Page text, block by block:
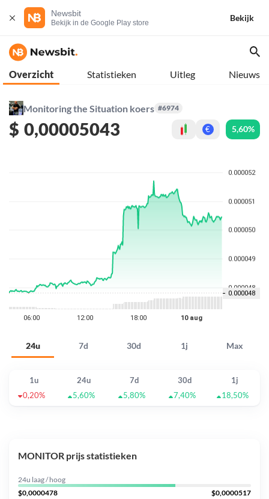
Newsbit
Bekijk in de Google Play store
Bekijk
Overzicht Statistieken Uitleg Nieuws
Monitoring the Situation koers #6974
$ 0,00005043 € 5,60%
24u 7d 30d 1j Max
1u 24u 7d 30d
1j
0,20%
5,60% 5,80% 7,40% 18,50%
MONITOR prijs statistieken
24u laag / hoog
$0,0000478
$0,0000517